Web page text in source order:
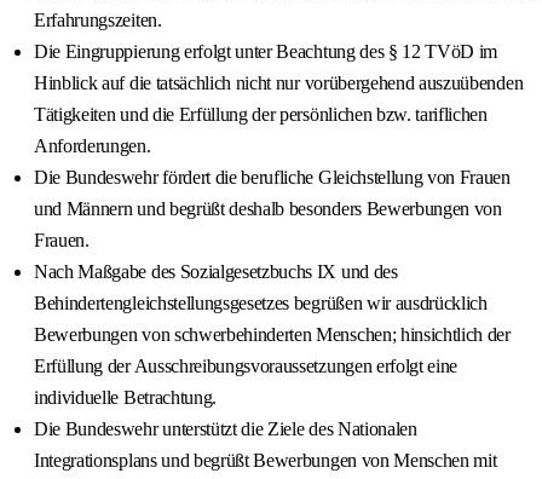
Erfahrungszeiten.
Die Eingruppierung erfolgt unter Beachtung des § 12 TVöD im
Hinblick auf die tatsächlich nicht nur vorübergehend auszuübenden
Tätigkeiten und die Erfüllung der persönlichen bzw. tariflichen
Anforderungen.
Die Bundeswehr fördert die berufliche Gleichstellung von Frauen
und Männern und begrüßt deshalb besonders Bewerbungen von
Frauen.
Nach Maßgabe des Sozialgesetzbuchs IX und des
Behindertengleichstellungsgesetzes begrüßen wir ausdrücklich
Bewerbungen von schwerbehinderten Menschen; hinsichtlich der
Erfüllung der Ausschreibungsvoraussetzungen erfolgt eine
individuelle Betrachtung.
Die Bundeswehr unterstützt die Ziele des Nationalen
Integrationsplans und begrüßt Bewerbungen von Menschen mit